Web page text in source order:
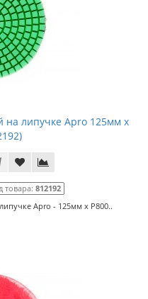
липучке Apro 125мм x
товара: 812192
Apro - 125мм x P800..